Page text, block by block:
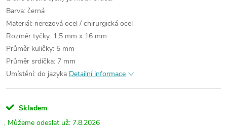
Barva: černá
Materiál: nerezová ocel / chirurgická ocel
Rozměr tyčky: 1,5 mm x 16 mm
Průměr kuličky: 5 mm
Průměr srdíčka: 7 mm
Umístění: do jazyka Detailní informace
Skladem
7.8.2026